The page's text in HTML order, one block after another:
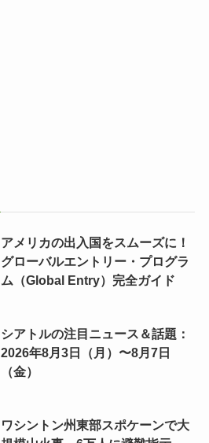
アメリカの出入国をスムーズに！
グローバルエントリー・プログラ
ム（Global Entry）完全ガイド
シアトルの注目ニュース＆話題：
2026年8月3日（月）〜8月7日
（金）
ワシントン州東部スポケーンで大